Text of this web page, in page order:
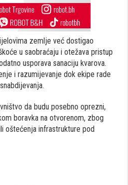
zemlje već dostigao
u saobraćaju i otežava pristup
usporava sanaciju kvarova.
i razumijevanje dok ekipe rade
da budu posebno oprezni,
boravka na otvorenom, zbog
oštećenja infrastrukture pod